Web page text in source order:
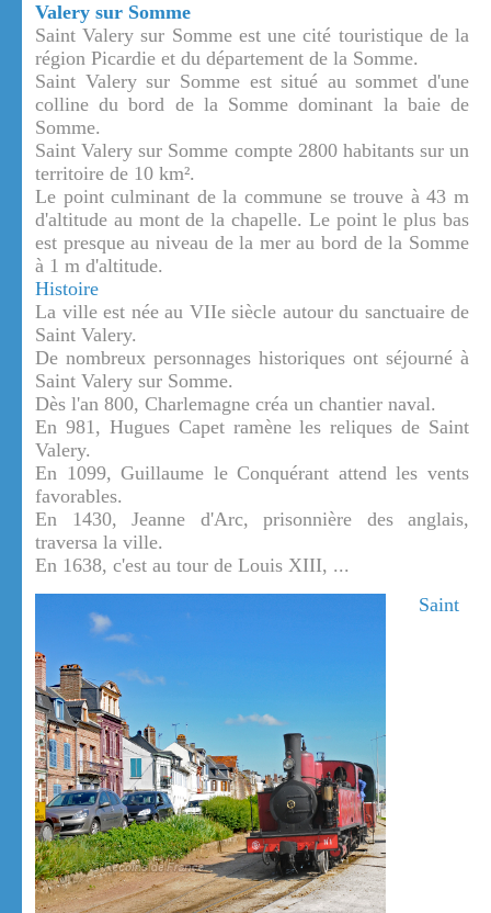
Valery sur Somme
Saint Valery sur Somme est une cité touristique de la
région Picardie et du département de la Somme.
Saint Valery sur Somme est situé au sommet d'une
colline du bord de la Somme dominant la baie de
Somme.
Saint Valery sur Somme compte 2800 habitants sur un
territoire de 10 km².
Le point culminant de la commune se trouve à 43 m
d'altitude au mont de la chapelle. Le point le plus bas
est presque au niveau de la mer au bord de la Somme
à 1 m d'altitude.
Histoire
La ville est née au VIIe siècle autour du sanctuaire de
Saint Valery.
De nombreux personnages historiques ont séjourné à
Saint Valery sur Somme.
Dès l'an 800, Charlemagne créa un chantier naval.
En 981, Hugues Capet ramène les reliques de Saint
Valery.
En 1099, Guillaume le Conquérant attend les vents
favorables.
En 1430, Jeanne d'Arc, prisonnière des anglais,
traversa la ville.
En 1638, c'est au tour de Louis XIII, ...
Saint